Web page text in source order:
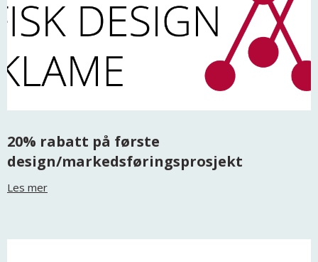
20% rabatt på første
design/markedsføringsprosjekt
Les mer